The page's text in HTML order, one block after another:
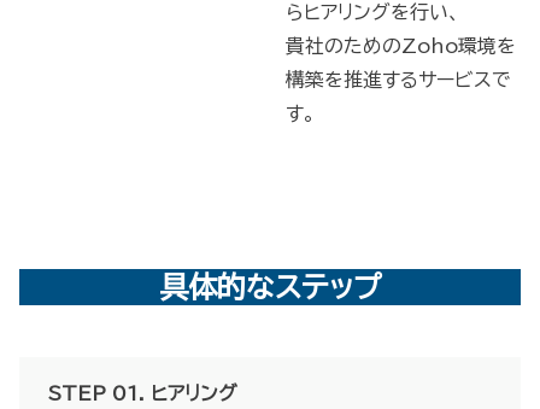
らヒアリングを行い、
貴社のためのZoho環境を
構築を推進するサービスで
す。
具体的なステップ
STEP 01. ヒアリング